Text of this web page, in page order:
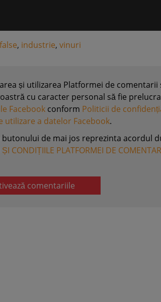
, industrie, vinuri
și utilizarea Platformei de
cu caracter personal să fie
Facebook conform Politicii de
utilizare a datelor Facebook.
butonului de mai jos reprezinta acordul
CONDIȚIILE PLATFORMEI DE
comentariile